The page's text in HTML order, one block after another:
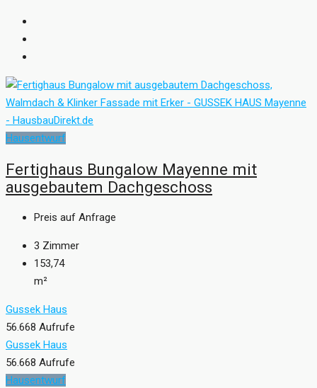
Hausentwurf
Fertighaus Bungalow Mayenne mit
ausgebautem Dachgeschoss
Preis auf Anfrage
3 Zimmer
153,74
m²
Gussek Haus
56.668 Aufrufe
Gussek Haus
56.668 Aufrufe
Hausentwurf